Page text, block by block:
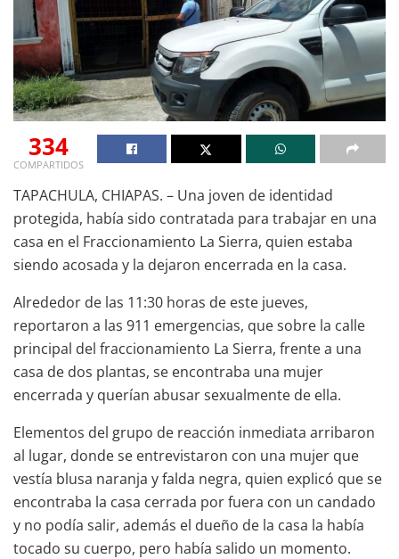
334
COMPARTIDOS
TAPACHULA, CHIAPAS. – Una joven de identidad
protegida, había sido contratada para trabajar en una
casa en el Fraccionamiento La Sierra, quien estaba
siendo acosada y la dejaron encerrada en la casa.
Alrededor de las 11:30 horas de este jueves,
reportaron a las 911 emergencias, que sobre la calle
principal del fraccionamiento La Sierra, frente a una
casa de dos plantas, se encontraba una mujer
encerrada y querían abusar sexualmente de ella.
Elementos del grupo de reacción inmediata arribaron
al lugar, donde se entrevistaron con una mujer que
vestía blusa naranja y falda negra, quien explicó que se
encontraba la casa cerrada por fuera con un candado
y no podía salir, además el dueño de la casa la había
tocado su cuerpo, pero había salido un momento.